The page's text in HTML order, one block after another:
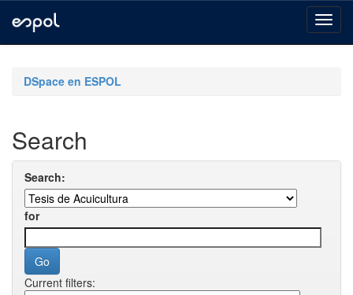
navigationDSpace en ESPOL
Search
Search:
for
Current filters: